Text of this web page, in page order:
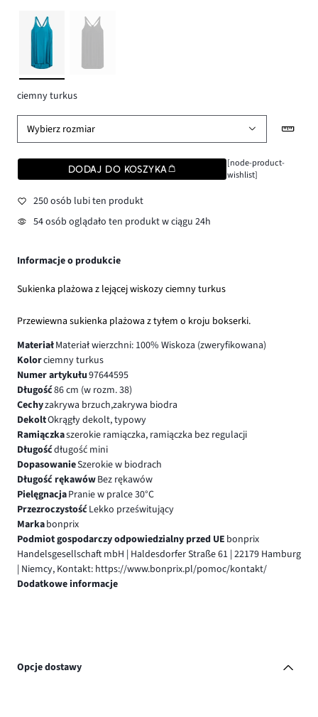
ciemny turkus
Wybierz rozmiar
DODAJ DO KOSZYKA
[node-product-
wishlist]
250 osób lubi ten produkt
54 osób oglądało ten produkt w ciągu 24h
Informacje o produkcie
Sukienka plażowa z lejącej wiskozy ciemny turkus
Przewiewna sukienka plażowa z tyłem o kroju bokserki.
MateriałMateriał wierzchni: 100% Wiskoza (zweryfikowana)
Kolorciemny turkus
Numer artykułu97644595
Długość86 cm (w rozm. 38)
Cechyzakrywa brzuch,zakrywa biodra
DekoltOkrągły dekolt, typowy
Ramiączkaszerokie ramiączka, ramiączka bez regulacji
Długośćdługość mini
DopasowanieSzerokie w biodrach
Długość rękawówBez rękawów
PielęgnacjaPranie w pralce 30°C
PrzezroczystośćLekko prześwitujący
Markabonprix
Podmiot gospodarczy odpowiedzialny przed UE bonprix
Handelsgesellschaft mbH | Haldesdorfer Straße 61 | 22179 Hamburg
| Niemcy, Kontakt: https://www.bonprix.pl/pomoc/kontakt/
Dodatkowe informacje
Opcje dostawy